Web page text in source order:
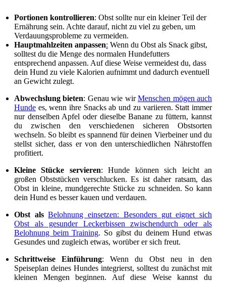
Portionen kontrollieren: Obst sollte nur ein kleiner Teil der
Ernährung sein. Achte darauf, nicht zu viel zu geben, um
Verdauungsprobleme zu vermeiden.
Hauptmahlzeiten anpassen: Wenn du Obst als Snack gibst,
solltest du die Menge des normalen Hundefutters
entsprechend anpassen. Auf diese Weise vermeidest du, dass
dein Hund zu viele Kalorien aufnimmt und dadurch eventuell
an Gewicht zulegt.
Abwechslung bieten: Genau wie wirMenschen mögen auch
Hunde es, wenn ihre Snacks ab und zu variieren. Statt immer
nur denselben Apfel oder dieselbe Banane zu füttern, kannst
du zwischen den verschiedenen sicheren Obstsorten
wechseln. So bleibt es spannend für deinen Vierbeiner und du
stellst sicher, dass er von den unterschiedlichen Nährstoffen
profitiert.
Kleine Stücke servieren: Hunde können sich leicht an
großen Obststücken verschlucken. Es ist daher ratsam, das
Obst in kleine, mundgerechte Stücke zu schneiden. So kann
dein Hund es besser kauen und verdauen.
Obst alsBelohnung einsetzen: Besonders gut eignet sich
Obst als gesunder Leckerbissen zwischendurch oder als
Belohnung beim Training. So gibst du deinem Hund etwas
Gesundes und zugleich etwas, worüber er sich freut.
Schrittweise Einführung: Wenn du Obst neu in den
Speiseplan deines Hundes integrierst, solltest du zunächst mit
kleinen Mengen beginnen. Auf diese Weise kannst du